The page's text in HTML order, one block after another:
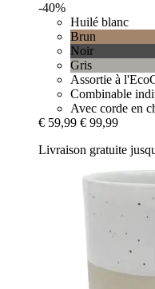
-40%
Huilé blanc
Brun
Noir
Gris
Assortie à
Combinable
Avec corde en
€ 59,99 € 99,99
Livraison gratuite